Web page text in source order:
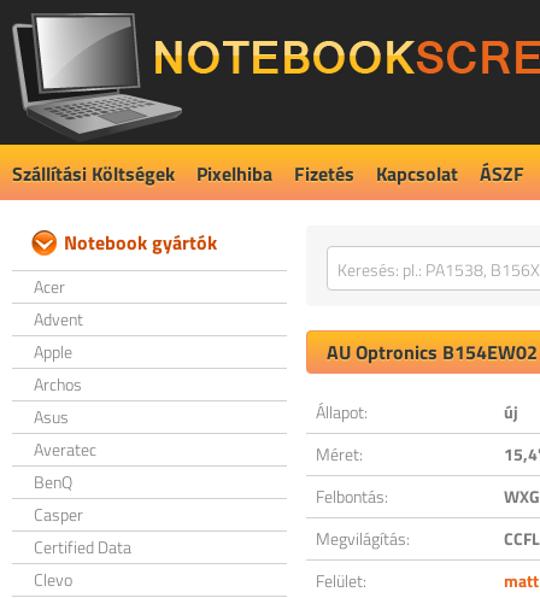
Szállítási Költségek Pixelhiba Fizetés Kapcsolat ÁSZF
Notebook gyártók
Acer
Advent
Apple
Archos
Asus
Averatec
BenQ
Casper
Certified Data
Clevo
AU Optronics
Állapot:
új
Méret:
Felbontás:
Megvilágítás:
CCFL
Felület:
matt